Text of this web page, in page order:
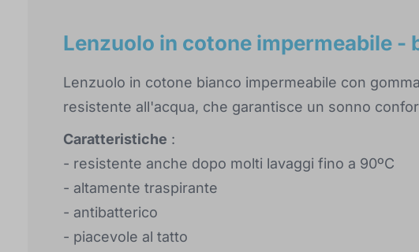
Lenzuolo in cotone impermeabile -
Lenzuolo in cotone bianco impermeabile con
resistente all'acqua, che garantisce un sonno
Caratteristiche :
- resistente anche dopo molti lavaggi fino a 90ºC
- altamente traspirante
- antibatterico
- piacevole al tatto